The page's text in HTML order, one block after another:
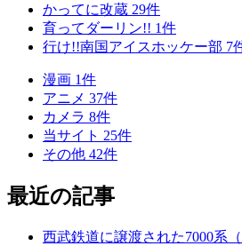
かってに改蔵 29件
育ってダーリン!! 1件
行け!!南国アイスホッケー部 7
漫画 1件
アニメ 37件
カメラ 8件
当サイト 25件
その他 42件
最近の記事
西武鉄道に譲渡された7000系